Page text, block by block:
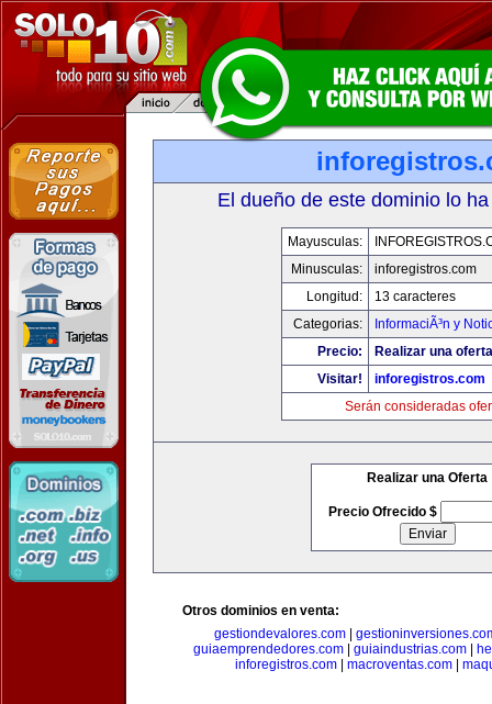
El dueño de este dominio lo
Mayusculas:
Minusculas:
inforegistros.com
Longitud:
13 caracteres
Categorias:
InformaciÃ³n y
Precio:
Realizar una
Visitar!
inforegistros.com
Serán consideradas
Realizar una Oferta
Precio Ofrecido $
Otros dominios en venta:
gestiondevalores.com|
guiaemprendedores.com
guiaindustrias.com
inforegistros.com| macroventas.com|